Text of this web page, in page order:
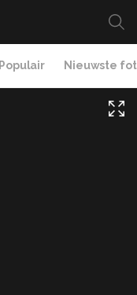
Populair Nieuwste